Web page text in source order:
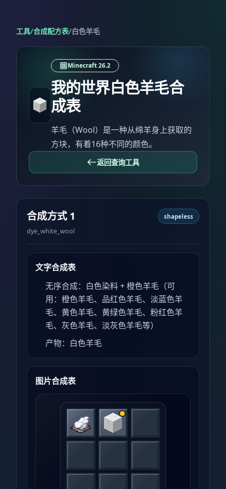
工具/合成配方表/白色羊毛
Minecraft 26.2
我的世界白色羊毛合
成表
羊毛（Wool）是一种从绵羊身上获取的
方块，有着16种不同的颜色。
返回查询工具
合成方式 1
dye_white_wool
shapeless
文字合成表
无序合成：白色染料 + 橙色羊毛（可
用：橙色羊毛、品红色羊毛、淡蓝色羊
毛、黄色羊毛、黄绿色羊毛、粉红色羊
毛、灰色羊毛、淡灰色羊毛等）
产物：白色羊毛
图片合成表